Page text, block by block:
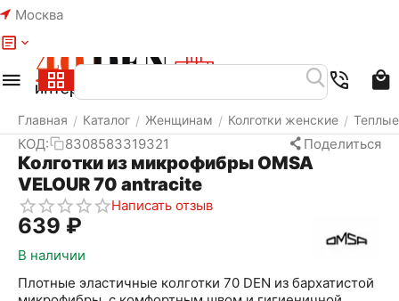
Москва
Главная / Каталог / Женщинам / Колготки женские /
КОД: 8308583319321 Поделиться
Колготки из микрофибры OMSA
VELOUR 70 antracite
Написать отзыв
‍639‍ ₽
В наличии
Плотные эластичные колготки 70 DEN из бархатистой
Меню